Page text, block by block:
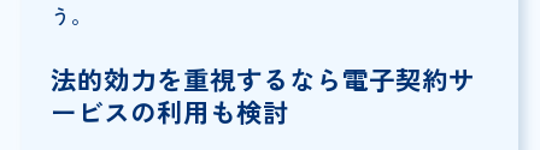
う。
法的効力を重視するなら電子契約サ
ービスの利用も検討